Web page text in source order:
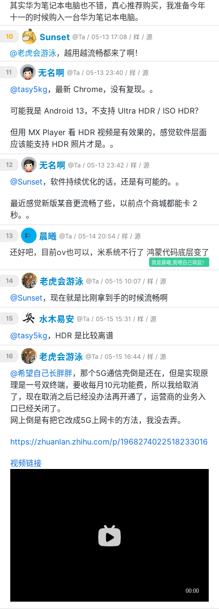
其实华为笔记本电脑也不错，真心推荐购买，我准备今年
十一的时候购入一台华为笔记本电脑。
10 Sunset @Ta / 05-13 17:08 / 样 / 源
@老虎会游泳，越用越流畅都来了啊！
11 无名啊 @Ta / 05-13 23:40 / 样 / 源
@tasy5kg，最新 Chrome，没有复现。。
可能我是 Android 13，不支持 Ultra HDR / ISO HDR？
但用 MX Player 看 HDR 视频是有效果的，感觉软件层面
应该能支持 HDR 照片才是。。
12 无名啊 @Ta / 05-13 23:42 / 样 / 源
@Sunset，软件持续优化的话，还是有可能的。。
最近感觉新版某音更流畅了些，以前点个商城都能卡 2
秒。。
13 晨曦 @Ta / 05-14 20:54 / 样 / 源
还好吧，目前ov也可以，米系统不行了 鸿蒙代码底层变了
我是晨曦,我喂自己袋盐！
14 老虎会游泳 @Ta / 05-15 10:07 / 样 / 源
@Sunset，现在就是比刚拿到手的时候流畅啊
15 水木易安 @Ta / 05-15 15:31 / 样 / 源
@tasy5kg，HDR 是比较离谱
16 老虎会游泳 @Ta / 05-15 16:44 / 样 / 源
@希望自己长胖胖，那个5G通信壳倒是还在，但是实现原
理是一号双终端，要收每月10元功能费，所以我给取消
了，现在取消之后已经没办法再开通了，运营商的业务入
口已经关闭了。
网上倒是有把它改成5G上网卡的方法，我没去弄。
https://zhuanlan.zhihu.com/p/1968274022518233016
视频链接